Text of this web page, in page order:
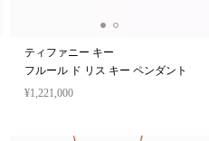
ティファニー キー
フルール ド リス キー ペンダント
¥1,221,000